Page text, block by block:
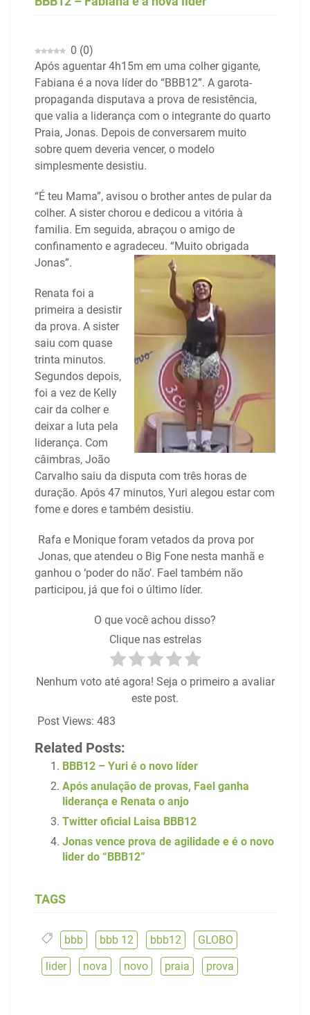
0 (0)
Após aguentar 4h15m em uma colher gigante,
Fabiana é a nova líder do “BBB12”. A garota-
propaganda disputava a prova de resistência,
que valia a liderança com o integrante do quarto
Praia, Jonas. Depois de conversarem muito
sobre quem deveria vencer, o modelo
simplesmente desistiu.
“É teu Mama”, avisou o brother antes de pular da
colher. A sister chorou e dedicou a vitória à
familia. Em seguida, abraçou o amigo de
confinamento e agradeceu. “Muito obrigada
Jonas”.
Renata foi a
primeira a desistir
da prova. A sister
saiu com quase
trinta minutos.
Segundos depois,
foi a vez de Kelly
cair da colher e
deixar a luta pela
liderança. Com
câimbras, João
Carvalho saiu da disputa com três horas de
duração. Após 47 minutos, Yuri alegou estar com
fome e dores e também desistiu.
Rafa e Monique foram vetados da prova por
Jonas, que atendeu o Big Fone nesta manhã e
ganhou o ‘poder do não’. Fael também não
participou, já que foi o último líder.
O que você achou disso?
Clique nas estrelas
Nenhum voto até agora! Seja o primeiro a avaliar
este post.
Post Views: 483
Related Posts:
BBB12 – Yuri é o novo líder
Após anulação de provas, Fael ganha
liderança e Renata o anjo
Twitter oficial Laisa BBB12
Jonas vence prova de agilidade e é o novo
lider do “BBB12”
TAGS
bbb bbb 12 bbb12 GLOBO
lider
nova novo praia prova